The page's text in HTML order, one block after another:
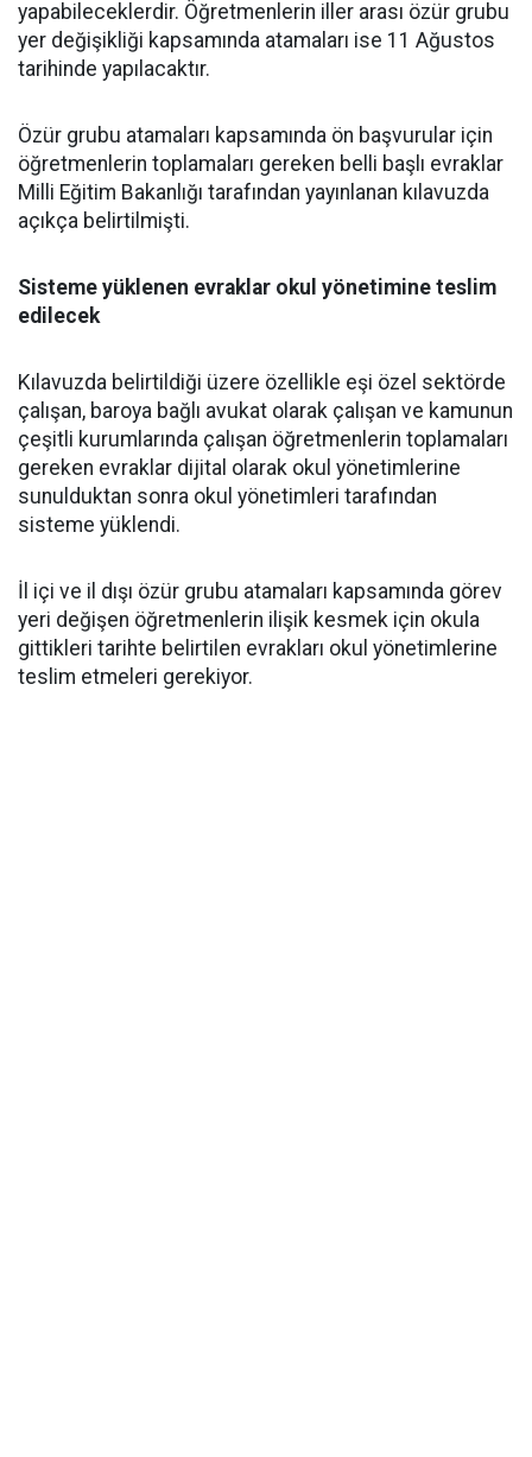
yapabileceklerdir. Öğretmenlerin iller arası özür grubu
yer değişikliği kapsamında atamaları ise 11 Ağustos
tarihinde yapılacaktır.
Özür grubu atamaları kapsamında ön başvurular için
öğretmenlerin toplamaları gereken belli başlı evraklar
Milli Eğitim Bakanlığı tarafından yayınlanan kılavuzda
açıkça belirtilmişti.
Sisteme yüklenen evraklar okul yönetimine teslim
edilecek
Kılavuzda belirtildiği üzere özellikle eşi özel sektörde
çalışan, baroya bağlı avukat olarak çalışan ve kamunun
çeşitli kurumlarında çalışan öğretmenlerin toplamaları
gereken evraklar dijital olarak okul yönetimlerine
sunulduktan sonra okul yönetimleri tarafından
sisteme yüklendi.
İl içi ve il dışı özür grubu atamaları kapsamında görev
yeri değişen öğretmenlerin ilişik kesmek için okula
gittikleri tarihte belirtilen evrakları okul yönetimlerine
teslim etmeleri gerekiyor.